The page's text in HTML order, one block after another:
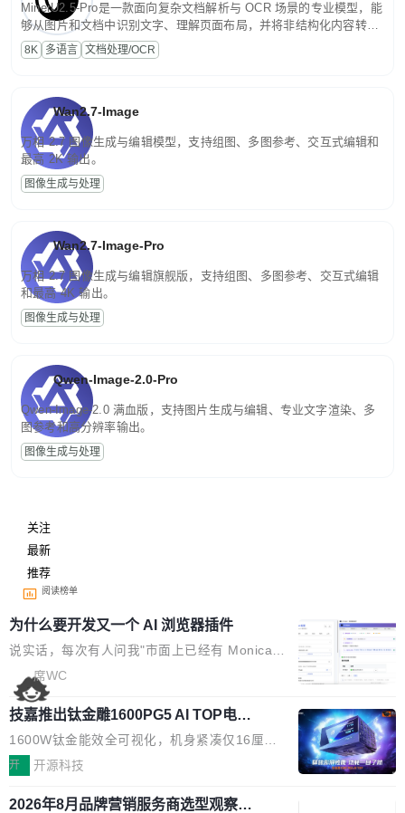
MinerU2.5-Pro是一款面向复杂文档解析与 OCR 场景的专业模型，能
够从图片和文档中识别文字、理解页面布局，并将非结构化内容转换
为便于存储、检索和二次处理的结构化结果。
8K 多语言 文档处理/OCR
Wan2.7-Image
万相 2.7 图像生成与编辑模型，支持组图、多图参考、交互式编辑和
最高 2K 输出。
图像生成与处理
Wan2.7-Image-Pro
万相 2.7 图像生成与编辑旗舰版，支持组图、多图参考、交互式编辑
和最高 4K 输出。
图像生成与处理
Qwen-Image-2.0-Pro
Qwen-Image-2.0 满血版，支持图片生成与编辑、专业文字渲染、多
图参考和高分辨率输出。
图像生成与处理
关注
最新
推荐
阅读榜单
为什么要开发又一个 AI 浏览器插件
说实话，每次有人问我"市面上已经有 Monica、
Sider、Copilot for Chrome 这些 AI 浏览器插件
了，你为什么还要再做一个"，我都觉得这个问题
问得好。 因为我自己也是从用户变成开发者的。
现有产品的天花板 我用过不少 AI 浏览器插件。
刚开始觉得都挺好——选中一段文字，弹出解
要。但用久了你会发现，它们本质上都是同一类
席WC
技嘉推出钛金雕1600PG5 AI TOP电
源：为发烧级主机与本地AI算力打造旗
舰供电方案
1600W钛金能效全可视化，机身紧凑仅16厘米
继2026台北电脑展首度亮相后，技嘉科技近日正
电源专为发烧级DIY主机与本地AI算力平台打
开 开源科技
2026年8月品牌营销服务商选型观察：